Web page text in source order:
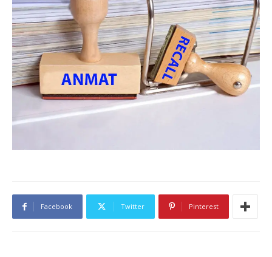
Facebook Twitter Pinterest